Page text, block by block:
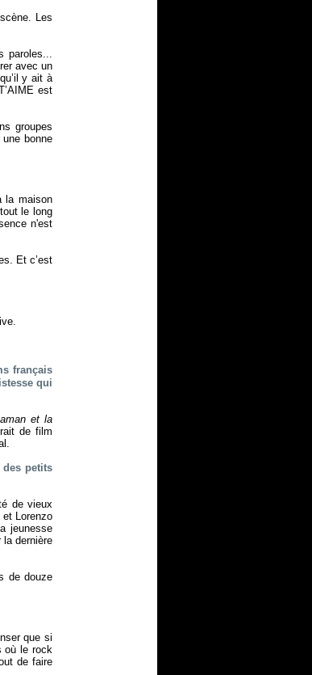
Les
paroles...
avec un
y ait à
est
groupes
bonne
la maison
le long
n'est
Et c’est
français
qui
et la
de film
des petits
de vieux
Lorenzo
jeunesse
dernière
de douze
que si
où le rock
de faire